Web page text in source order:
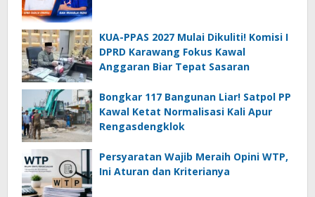
KUA-PPAS 2027 Mulai Dikuliti! Komisi I
DPRD Karawang Fokus Kawal
Anggaran Biar Tepat Sasaran
Bongkar 117 Bangunan Liar! Satpol PP
Kawal Ketat Normalisasi Kali Apur
Rengasdengklok
Persyaratan Wajib Meraih Opini WTP,
Ini Aturan dan Kriterianya